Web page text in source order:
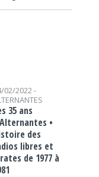
02/2022 -
35 ans
•
des
libres et
de 1977 à